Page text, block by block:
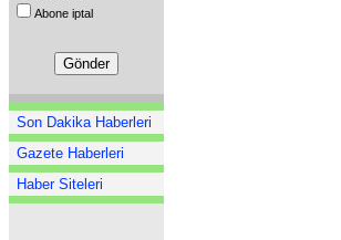
Abone iptal
Son Dakika Haberleri
Gazete Haberleri
Haber Siteleri